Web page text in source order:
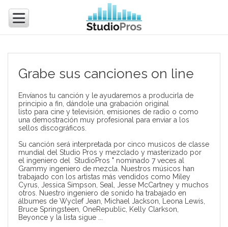
Grabe sus canciones on line
Envíanos tu canción y le ayudaremos a producirla de
principio a fin, dándole una grabación original
listo para cine y televisión, emisiones de radio o como
una demostración muy profesional para enviar a los
sellos discográficos.
Su canción será interpretada por cinco musicos de classe
mundial del Studio Pros y mezclado y masterizado por
el ingeniero del StudioPros " nominado 7 veces al
Grammy ingeniero de mezcla. Nuestros músicos han
trabajado con los artistas más vendidos como Miley
Cyrus, Jessica Simpson, Seal, Jesse McCartney y muchos
otros. Nuestro ingeniero de sonido ha trabajado en
álbumes de Wyclef Jean, Michael Jackson, Leona Lewis,
Bruce Springsteen, OneRepublic, Kelly Clarkson,
Beyonce y la lista sigue ...